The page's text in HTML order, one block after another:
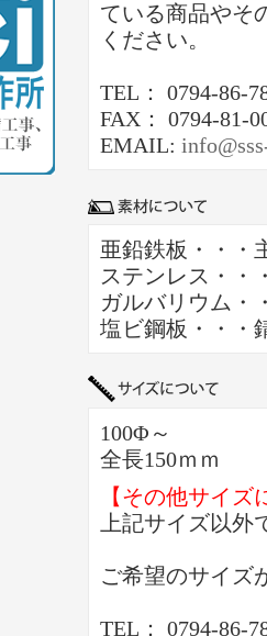
ている商品やそ
ください。
TEL： 0794-86-
FAX： 0794-81-
EMAIL:
亜鉛鉄板・・・
ステンレス・
ガルバリウム・
塩ビ鋼板・・・
100Φ～
全長150ｍｍ
【その他サイズ
上記サイズ以
ご希望のサイズ
TEL： 0794-86-